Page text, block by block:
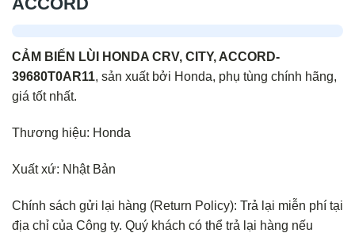
CẢM BIẾN LÙI HONDA CRV, CITY, ACCORD-
39680T0AR11, sản xuất bởi Honda, phụ tùng chính hãng,
giá tốt nhất.
Thương hiệu: Honda
Xuất xứ: Nhật Bản
Chính sách gửi lại hàng (Return Policy): Trả lại miễn phí tại
địa chỉ của Công ty. Quý khách có thể trả lại hàng nếu